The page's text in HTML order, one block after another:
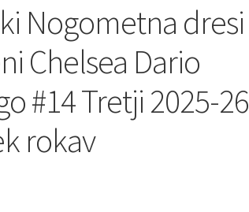
Nogometna dresi
Chelsea Dario
#14 Tretji 2025-26
rokav